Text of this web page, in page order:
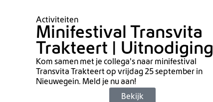
Activiteiten
Minifestival Transvita
Trakteert | Uitnodiging
Kom samen met je collega's naar minifestival
Transvita Trakteert op vrijdag 25 september in
Nieuwegein. Meld je nu aan!
Bekijk